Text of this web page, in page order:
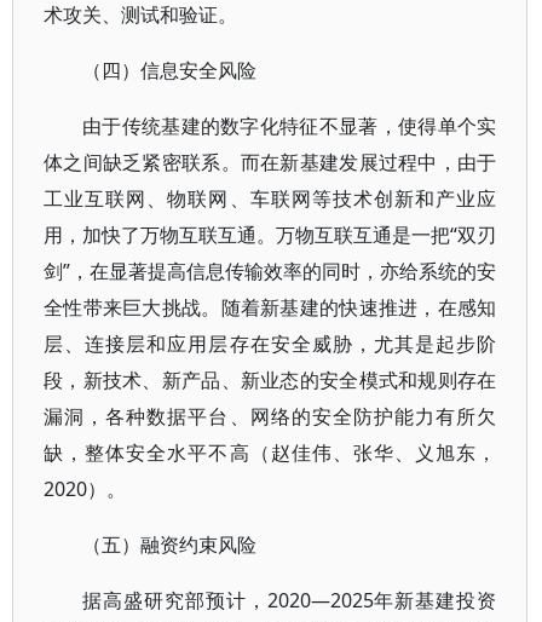
术攻关、测试和验证。
（四）信息安全风险
由于传统基建的数字化特征不显著，使得单个实
体之间缺乏紧密联系。而在新基建发展过程中，由于
工业互联网、物联网、车联网等技术创新和产业应
用，加快了万物互联互通。万物互联互通是一把“双刃
剑”，在显著提高信息传输效率的同时，亦给系统的安
全性带来巨大挑战。随着新基建的快速推进，在感知
层、连接层和应用层存在安全威胁，尤其是起步阶
段，新技术、新产品、新业态的安全模式和规则存在
漏洞，各种数据平台、网络的安全防护能力有所欠
缺，整体安全水平不高（赵佳伟、张华、义旭东，
2020）。
（五）融资约束风险
据高盛研究部预计，2020—2025年新基建投资